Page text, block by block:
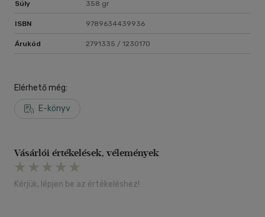
Súly 358 gr
ISBN 9789634439936
Árukód 2791335 / 1230170
Elérhető még:
E-könyv
Vásárlói értékelések, vélemények
Kérjük, lépjen be az értékeléshez!